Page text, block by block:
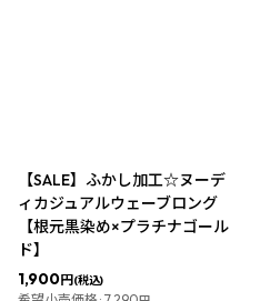
【SALE】ふかし加工☆ヌーデ
ィカジュアルウェーブロング
【根元黒染め×プラチナゴール
ド】
1,900円(税込)